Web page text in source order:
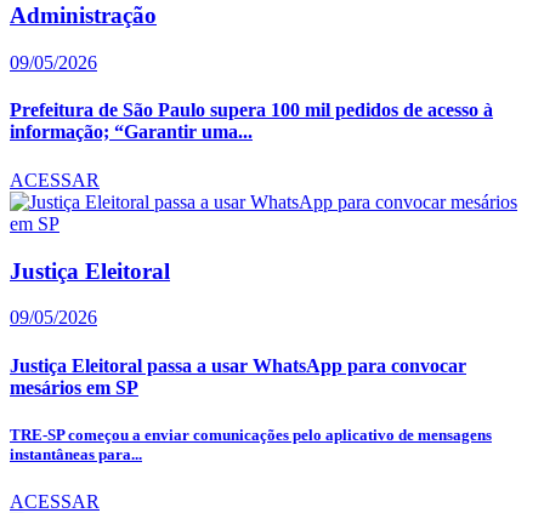
Administração
09/05/2026
Prefeitura de São Paulo supera 100 mil pedidos de acesso à
informação; “Garantir uma...
ACESSAR
Justiça Eleitoral
09/05/2026
Justiça Eleitoral passa a usar WhatsApp para convocar
mesários em SP
TRE-SP começou a enviar comunicações pelo aplicativo de mensagens
instantâneas para...
ACESSAR